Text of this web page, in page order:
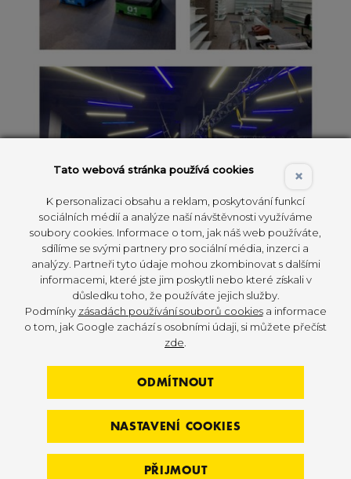
Z bývalé drogetie NEJ funkční sál v ČR! Fitness
URAL V Sokolově, které již dlouhou řadu let
nasazuje velmi vysoku laťku, se múže pochlubit
rozšířeným prostorem s novým funkčním sálem.
Tým 3D FITNESS se podilel na kompletní
projektové přípravě jak původního projektu
FITNESS URAL, tak i tohoto nového, který onu
×
Tato webová stránka používá cookies
K personalizaci obsahu a reklam, poskytování funkcí
sociálních médií a analýze naší návštěvnosti využíváme
soubory cookies. Informace o tom, jak náš web používáte,
sdílíme se svými partnery pro sociální média, inzerci a
analýzy. Partneři tyto údaje mohou zkombinovat s dalšími
informacemi, které jste jim poskytli nebo které získali v
důsledku toho, že používáte jejich služby.
Podmínky zásadách používání souborů cookiesa informace
o tom, jak Google zachází s osobními údaji, si můžete přečíst
zde
ODMÍTNOUT
NASTAVENÍ COOKIES
PŘIJMOUT